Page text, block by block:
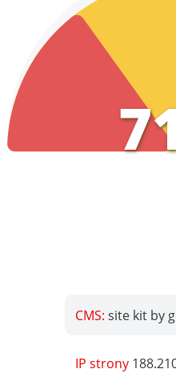
CMS:site kit by
IP strony